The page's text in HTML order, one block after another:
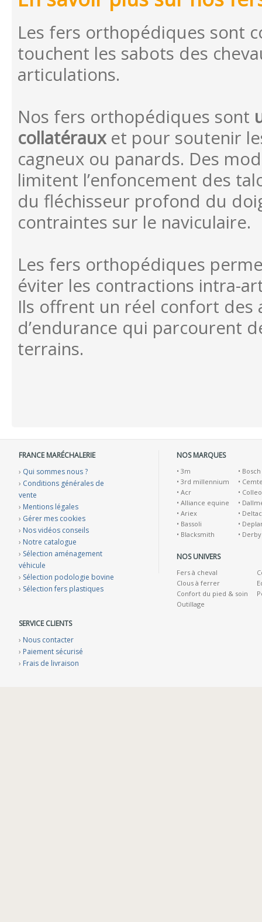
Les fers orthopédiques sont
touchent les sabots des
articulations.
Nos fers orthopédiques sont
collatérauxet pour soutenir
cagneux ou panards. Des
limitent l’enfoncement des
du fléchisseur profond du
contraintes sur le naviculaire.
Les fers orthopédiques
éviter les contractions intra-
Ils offrent un réel confort des
d’endurance qui parcourent
terrains.
FRANCE MARÉCHALERIE
› Qui sommes nous ?
› Conditions générales de
vente
› Mentions légales
› Gérer mes cookies
› Nos vidéos conseils
› Notre catalogue
› Sélection aménagement
véhicule
› Sélection podologie bovine
› Sélection fers plastiques
SERVICE CLIENTS
› Nous contacter
› Paiement sécurisé
› Frais de livraison
NOS MARQUES
• 3m
• 3rd millennium
• Acr
• Alliance equine
• Ariex
• Bassoli
• Blacksmith
• Bosch
•
•
•
•
•
• Derby
NOS UNIVERS
Fers à cheval
Clous à ferrer
Confort du pied & soin
Outillage